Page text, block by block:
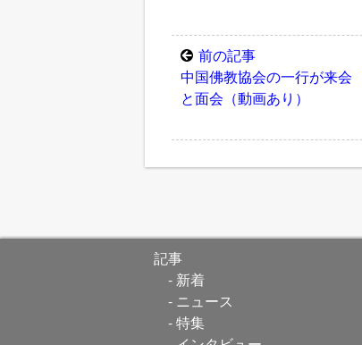
前の記事
中国佛教協会の一行が来
と面会（動画あり）
記事
新着
ニュース
特集